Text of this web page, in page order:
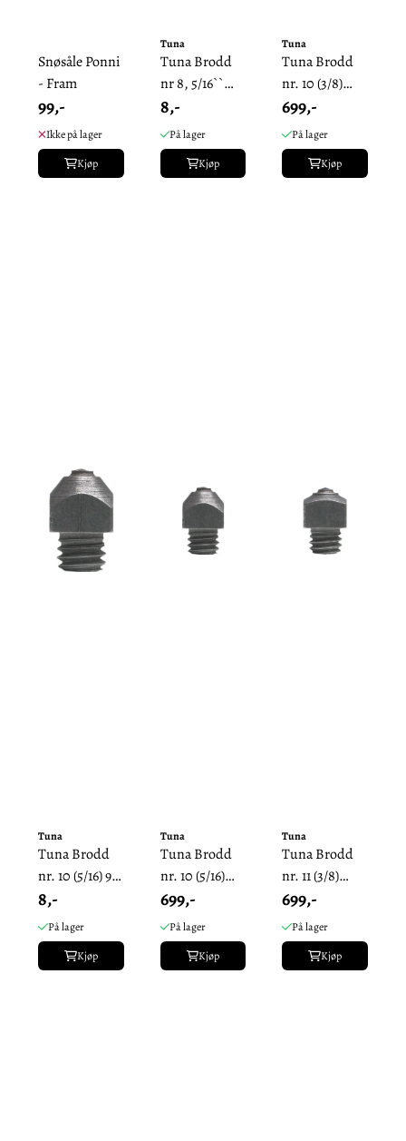
Snøsåle Ponni
- Fram
99,-
Ikke på lager
Kjøp
Tuna
Tuna Brodd
nr 8, 5/16``
11mm.
Enkeltvis.
8,-
På lager
Kjøp
Tuna
Tuna Brodd
nr. 10 (3/8)
9mm - Pakke
699,-
På lager
Kjøp
Tuna
Tuna Brodd
nr. 10 (5/16) 9
mm.
Enkeltvis.
8,-
På lager
Kjøp
Tuna
Tuna Brodd
nr. 10 (5/16)
9mm - Pakke
699,-
På lager
Kjøp
Tuna
Tuna Brodd
nr. 11 (3/8)
8mm
699,-
På lager
Kjøp